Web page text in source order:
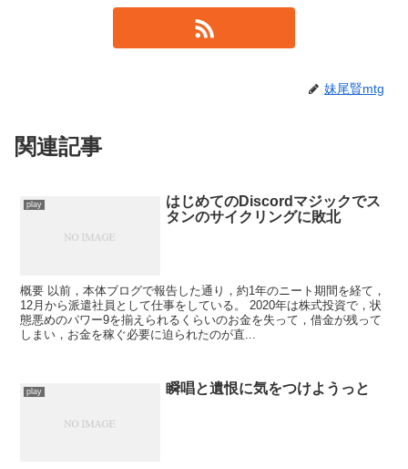
妹尾賢mtg
関連記事
play
はじめてのDiscordマジックでス
タンのサイクリングに敗北
概要 以前，本体ブログで報告した通り，約1年のニート期間を経て，
12月から派遣社員として仕事をしている。 2020年は株式投資で，状
態悪めのパワー9を揃えられるくらいのお金を失って，借金が残って
しまい，お金を稼ぐ必要に迫られたのが直...
play 瞬唱と遺恨に気をつけようっと